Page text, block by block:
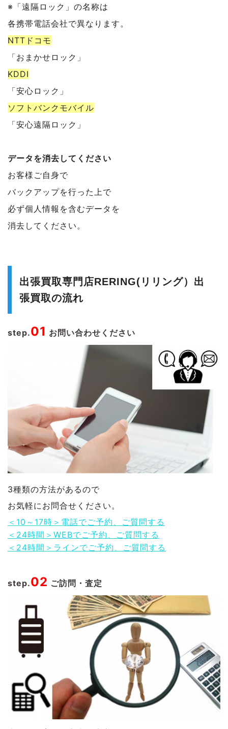
※「遠隔ロック」の名称は
各携帯電話会社で異なります。
NTTドコモ
「おまかせロック」
KDDI
「安心ロック」
ソフトバンクモバイル
「安心遠隔ロック」
データを消去してください
お客様ご自身で
バックアップを行った上で
必ず個人情報を含むデータを
消去してください。
出張買取専門店RERING(リリング）出
張買取の流れ
step.01 お問い合わせください
3種類の方法があるので
お気軽にお問合せください。
＜10～17時＞電話でご予約、ご質問する
＜24時間＞WEBでご予約、ご質問する
＜24時間＞ラインでご予約、ご質問する
step.02 ご訪問・査定